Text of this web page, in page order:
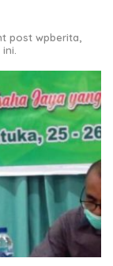
post wpberita,